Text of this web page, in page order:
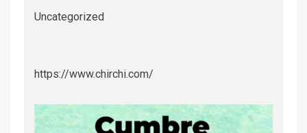
Uncategorized
https://www.chirchi.com/